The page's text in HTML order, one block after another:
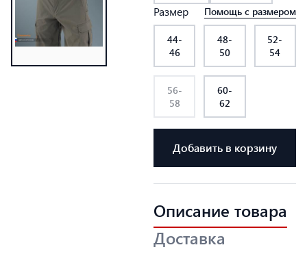
Размер Помощь с размером
44-
46
48-
50
52-
54
56-
58
60-
62
Добавить в корзину
Описание товара
Доставка